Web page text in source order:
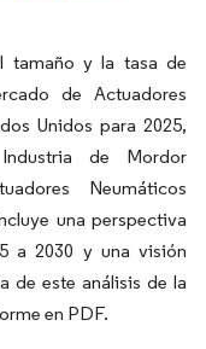
tamaño y la tasa de
de Actuadores
Unidos para 2025,
de Mordor
Neumáticos
una perspectiva
a 2030 y una visión
de este análisis de la
en PDF.